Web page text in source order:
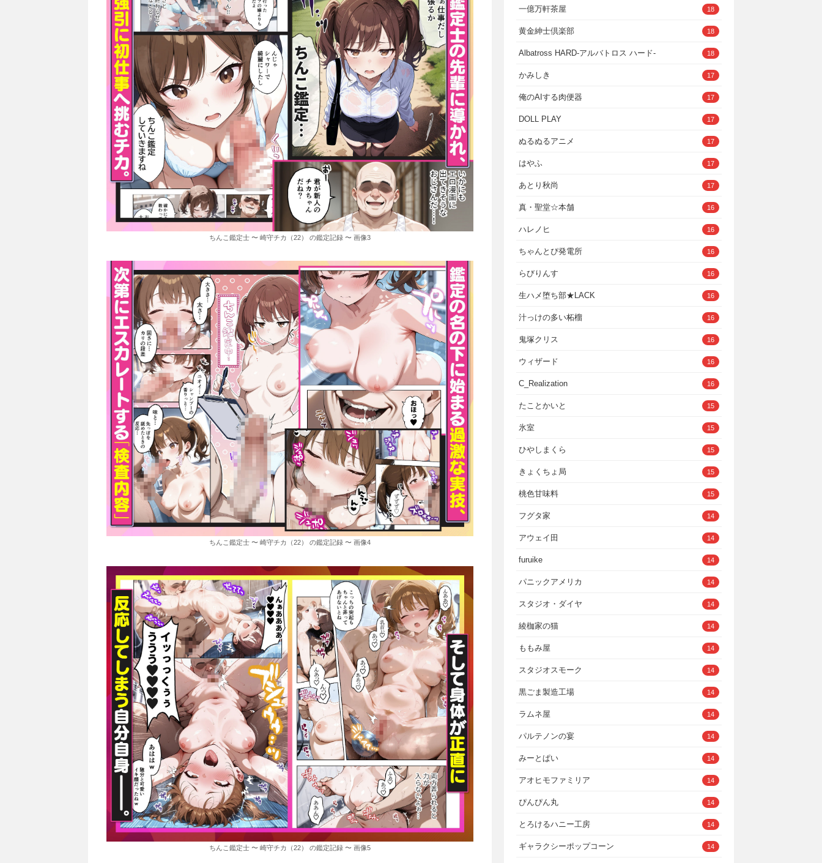
ちんこ鑑定士 〜 崎守チカ（22） の鑑定記録 〜 画像3
ちんこ鑑定士 〜 崎守チカ（22） の鑑定記録 〜 画像4
ちんこ鑑定士 〜 崎守チカ（22） の鑑定記録 〜 画像5
一億万軒茶屋 18
黄金紳士倶楽部 18
Albatross HARD‐アルバトロス ハード‐ 18
かみしき 17
俺のAIする肉便器 17
DOLL PLAY 17
ぬるぬるアニメ 17
はやふ 17
あとり秋尚 17
真・聖堂☆本舗 16
ハレノヒ 16
ちゃんとぴ発電所 16
らびりんす 16
生ハメ堕ち部★LACK 16
汁っけの多い柘榴 16
鬼塚クリス 16
ウィザード 16
C_Realization 16
たことかいと 15
氷室 15
ひやしまくら 15
きょくちょ局 15
桃色甘味料 15
フグタ家 14
アウェイ田 14
furuike 14
パニックアメリカ 14
スタジオ・ダイヤ 14
綾枷家の猫 14
ももみ屋 14
スタジオスモーク 14
黒ごま製造工場 14
ラムネ屋 14
パルテノンの宴 14
みーとぱい 14
アオヒモファミリア 14
ぴんぴん丸 14
とろけるハニー工房 14
ギャラクシーポップコーン 14